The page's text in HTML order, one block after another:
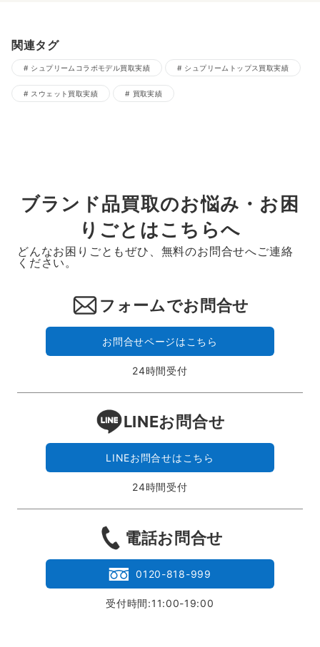
関連タグ
シュプリームコラボモデル買取実績 シュプリームトップス買取実績
スウェット買取実績 買取実績
ブランド品買取のお悩み・お困
りごとはこちらへ
どんなお困りごともぜひ、無料のお問合せへご連絡
ください。
フォームでお問合せ
お問合せページはこちら
24時間受付
LINEお問合せ
LINEお問合せはこちら
24時間受付
電話お問合せ
0120-818-999
受付時間:11:00-19:00